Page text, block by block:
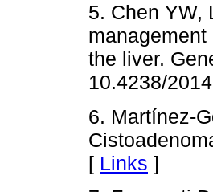
5. Chen YW,
the liver.
10.4238/
6. Martínez-
[ Links ]